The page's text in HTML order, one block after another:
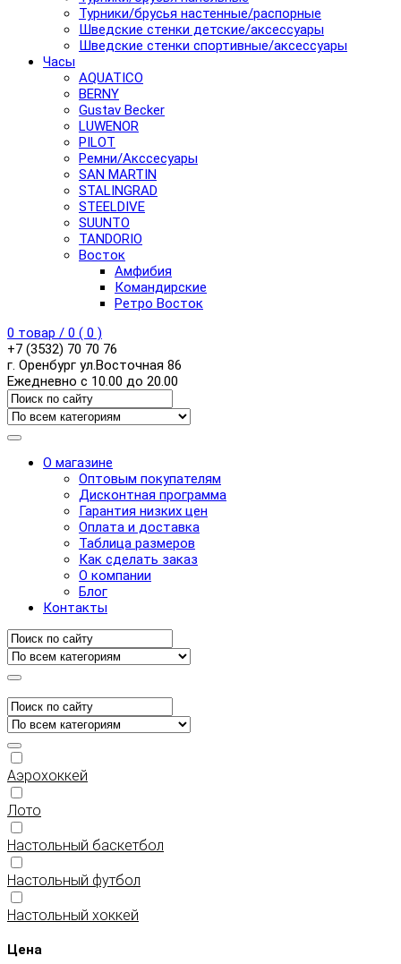
Турники/брусья настенные/распорные
Шведские стенки детские/аксессуары
Шведские стенки спортивные/аксессуары
Часы
AQUATICO
BERNY
Gustav Becker
LUWENOR
PILOT
Pемни/Акссесуары
SAN MARTIN
STALINGRAD
STEELDIVE
SUUNTO
TANDORIO
Восток
Амфибия
Командирские
Ретро Восток
0 товар / 0 ( 0 )
+7 (3532) 70 70 76
г. Оренбург ул.Восточная 86
Ежедневно с 10.00 до 20.00
О магазине
Оптовым покупателям
Дисконтная программа
Гарантия низких цен
Оплата и доставка
Таблица размеров
Как сделать заказ
О компании
Блог
Контакты
Аэрохоккей
Лото
Настольный баскетбол
Настольный футбол
Настольный хоккей
Цена